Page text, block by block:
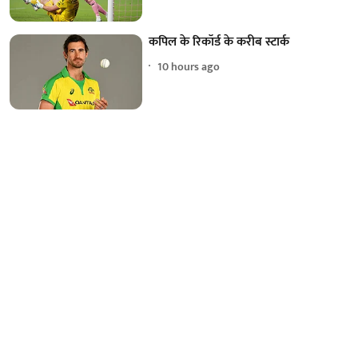
कपिल के रिकॉर्ड के करीब स्टार्क
10 hours ago